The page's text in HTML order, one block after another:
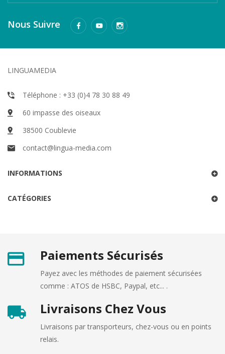
Nous Suivre
LINGUAMEDIA
Téléphone : +33 (0)4 78 30 88 49
60 impasse des oiseaux
38500 Coublevie
contact@lingua-media.com
INFORMATIONS
CATÉGORIES
Paiements Sécurisés
Payez avec les méthodes de paiement sécurisées
comme : ATOS de HSBC, Paypal, etc... .
Livraisons Chez Vous
Livraisons par transporteurs, chez-vous ou en points
relais.